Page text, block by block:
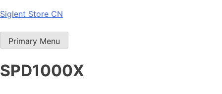
Skip
content
Siglent Store CN
Primary Menu
SPD1000X